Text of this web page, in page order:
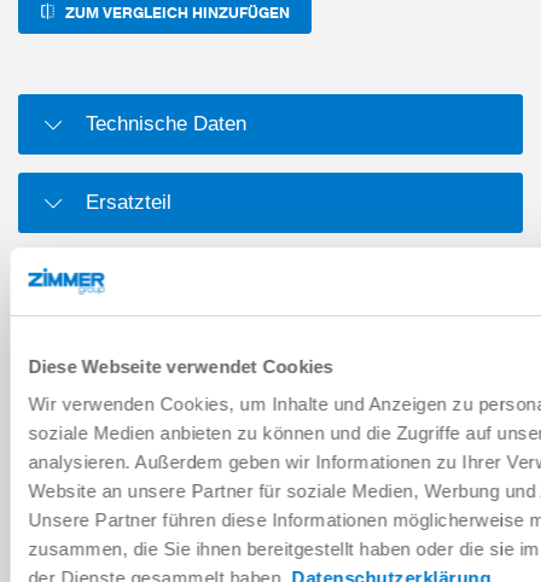
Diese Webseite verwendet Cookies
Wir verwenden Cookies, um Inhalte und Anzeigen zu
soziale Medien anbieten zu können und die Zugriffe auf
analysieren. Außerdem geben wir Informationen zu Ihrer
Website an unsere Partner für soziale Medien, Werbung
Unsere Partner führen diese Informationen möglicherweise
zusammen, die Sie ihnen bereitgestellt haben oder die sie
der Dienste gesammelt haben. Datenschutzerklärung
ZUM VERGLEICH HINZUFÜGEN
Technische Daten
Ersatzteil
Verschleißteil
DOWNLOADS
PDF-Datenblatt
Herunterladen